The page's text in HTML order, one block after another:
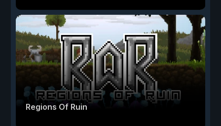
Regions Of Ruin